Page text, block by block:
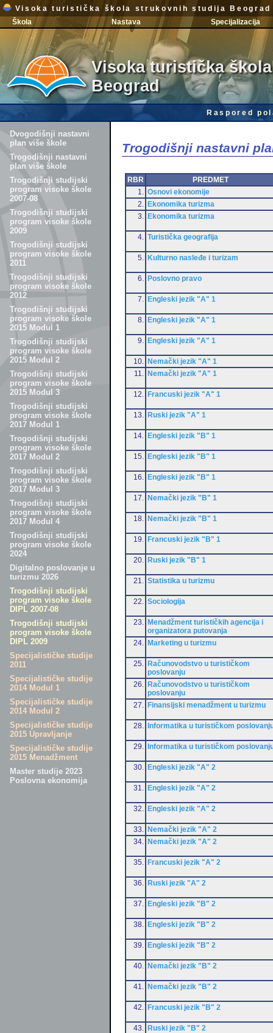
Visoka turistička škola strukovnih studija Beograd
Škola
Nastava Specijalizacija
Visoka turistička
Beograd
Raspored
Dvogodišnji nastavni
plan više škole
Trogodišnji nastavni
plan više škole
Trogodišnji studijski
program visoke škole
2007-08
Trogodišnji studijski
program visoke škole
2009
Trogodišnji studijski
program visoke škole
2011
Trogodišnji studijski
program visoke škole
2012
Trogodišnji studijski
program visoke škole
2015 Modul 1
Trogodišnji studijski
program visoke škole
2015 Modul 2
Trogodišnji studijski
program visoke škole
2015 Modul 3
Trogodišnji studijski
program visoke škole
2017 Modul 1
Trogodišnji studijski
program visoke škole
2017 Modul 2
Trogodišnji studijski
program visoke škole
2017 Modul 3
Trogodišnji studijski
program visoke škole
2017 Modul 4
Trogodišnji studijski
program visoke škole
2024
Digitalno poslovanje u
turizmu 2026
Trogodišnji studijski
program visoke škole
DIPL 2007-08
Trogodišnji studijski
program visoke škole
DIPL 2009
Specijalističke studije
2011
Specijalističke studije
2014 Modul 1
Specijalističke studije
2014 Modul 2
Specijalističke studije
2015 Upravljanje
Specijalističke studije
2015 Menadžment
Master studije 2023
Poslovna ekonomija
Trogodišnji nastavni
RBR
PREDMET
1.
Osnovi ekonomije
2.
Ekonomika turizma
3.
Ekonomika turizma
4. Turistička geografija
5. Kulturno nasleđe i turizam
6. Poslovno pravo
7. Engleski jezik "A" 1
8. Engleski jezik "A" 1
9. Engleski jezik "A" 1
10.
Nemački jezik "A" 1
11.
Nemački jezik "A" 1
12. Francuski jezik "A" 1
13. Ruski jezik "A" 1
14. Engleski jezik "B" 1
15. Engleski jezik "B" 1
16. Engleski jezik "B" 1
17. Nemački jezik "B" 1
18. Nemački jezik "B" 1
19. Francuski jezik "B" 1
20. Ruski jezik "B" 1
21. Statistika u turizmu
22. Sociologija
23.
Menadžment turističkih agencija i
organizatora putovanja
24.
Marketing u turizmu
25.
Računovodstvo u turističkom
poslovanju
26.
Računovodstvo u turističkom
poslovanju
27.
Finansijski menadžment u turizmu
28. Informatika u turističkom
29. Informatika u turističkom
30. Engleski jezik "A" 2
31. Engleski jezik "A" 2
32. Engleski jezik "A" 2
33.
Nemački jezik "A" 2
34.
Nemački jezik "A" 2
35. Francuski jezik "A" 2
36. Ruski jezik "A" 2
37. Engleski jezik "B" 2
38. Engleski jezik "B" 2
39. Engleski jezik "B" 2
40. Nemački jezik "B" 2
41. Nemački jezik "B" 2
42. Francuski jezik "B" 2
43. Ruski jezik "B" 2